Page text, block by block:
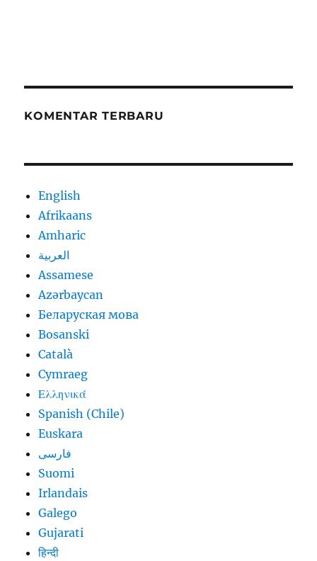
KOMENTAR TERBARU
English
Afrikaans
Amharic
العربية
Assamese
Azərbaycan
Беларуская мова
Bosanski
Català
Cymraeg
Ελληνικά
Spanish (Chile)
Euskara
فارسی
Suomi
Irlandais
Galego
Gujarati
हिन्दी